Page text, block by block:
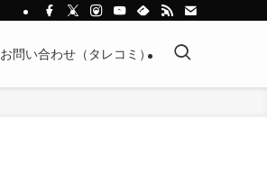
お問い合わせ（タレコミ）